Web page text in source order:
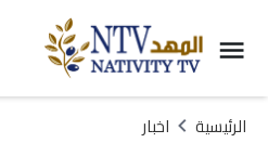
الرئيسية اخبار